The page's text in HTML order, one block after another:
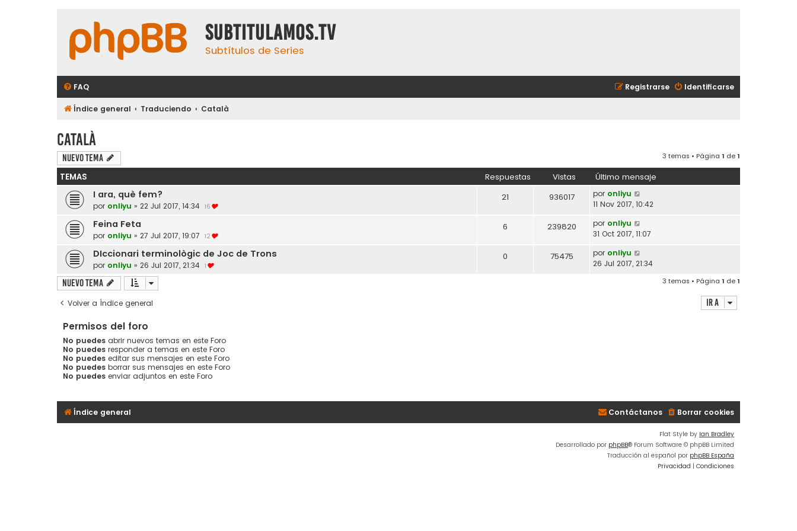
subtitulamos.tv
Subtítulos de Series
FAQ Identificarse
Registrarse
Índice general Traduciendo Català
Català
Nuevo Tema 3 temas • Página 1 de1
TEMAS Respuestas Vistas Último mensaje
I ara, què fem?
por onliyu » 22 Jul 2017, 14:34 16
21 936017 por onliyu
11 Nov 2017, 10:42
Feina Feta
por onliyu » 27 Jul 2017, 19:07 12
6 239820 por onliyu
31 Oct 2017, 11:07
DIccionari terminològic de Joc de Trons
por onliyu » 26 Jul 2017, 21:34 1
0 75475 por onliyu
26 Jul 2017, 21:34
Nuevo Tema 3 temas • Página 1 de1
Volver a Índice general Ir a
Permisos del foro
No puedes abrir nuevos temas en este Foro
No puedes responder a temas en este Foro
No puedes editar sus mensajes en este Foro
No puedes borrar sus mensajes en este Foro
No puedes enviar adjuntos en este Foro
Índice general Borrar cookies
Contáctanos
Flat Style by Ian Bradley
Desarrollado por phpBB® Forum Software © phpBB Limited
Traducción al español por phpBB España
Privacidad | Condiciones